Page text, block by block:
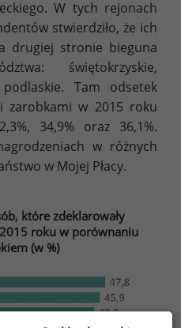
W tych rejonach
stwierdziło, że ich
drugiej stronie bieguna
świętokrzyskie,
Tam odsetek
zarobkami w 2015 roku
34,9% oraz 36,1%.
w różnych
w Mojej Płacy.
które zdeklarowały
roku w porównaniu
(w %)